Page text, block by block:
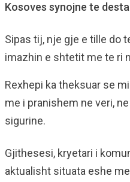
Kosoves synojne te
Sipas tij, nje gje e tille do
imazhin e shtetit me te ri
Rexhepi ka theksuar se
me i pranishem ne veri,
sigurine.
Gjithesesi, kryetari i
aktualisht situata eshe